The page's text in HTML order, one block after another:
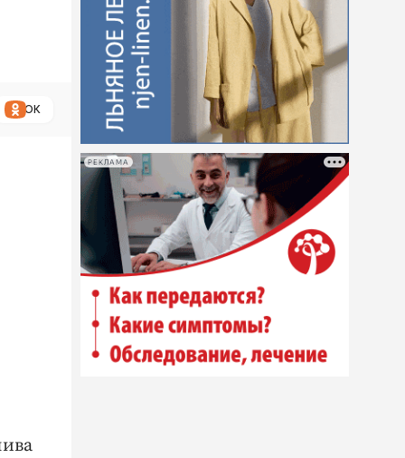
ОК
РЕКЛАМА